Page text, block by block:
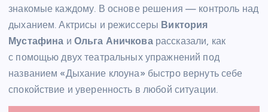
знакомые каждому. В основе решения — контроль над
дыханием. Актрисы и режиссеры Виктория
Мустафина и Ольга Аничковарассказали, как
с помощью двух театральных упражнений под
названием «Дыхание клоуна» быстро вернуть себе
спокойствие и уверенность в любой ситуации.